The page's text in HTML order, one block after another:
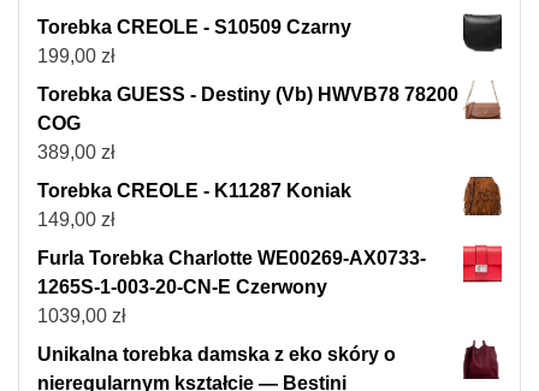
Torebka CREOLE - S10509 Czarny
199,00 zł
Torebka GUESS - Destiny (Vb) HWVB78 78200
COG
389,00 zł
Torebka CREOLE - K11287 Koniak
149,00 zł
Furla Torebka Charlotte WE00269-AX0733-
1265S-1-003-20-CN-E Czerwony
1039,00 zł
Unikalna torebka damska z eko skóry o
nieregularnym kształcie — Bestini